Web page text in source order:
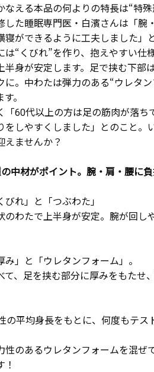
える本品の何よりの特長は“特殊
した睡眠専門医・白濱さんは「腕
ができるように工夫しました」
“くびれ”を作り、抱えやすい仕
半身が安定します。足で挟む下部
に。中わたは弾力のある“ウレタ
。
60代以上の方は足の筋肉が落ち
をしやすくしました」とのこと。
えませんか？
中材がポイント。腕・肩・腰に
びれ」と「つぶわた」
のわたで上半身が安定。腕が回し
み」と「ウレタンフォーム」。
て、足を挟む部分に厚みをもたせ
平均身長をもとに、何度もテス
のあるウレタンフォームを混ぜ